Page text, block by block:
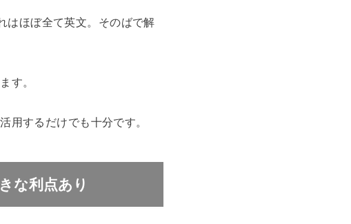
はほぼ全て英文。そのばで解
す。
用するだけでも十分です。
な利点あり